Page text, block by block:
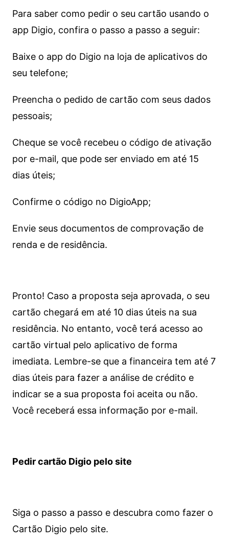
Para saber como pedir o seu cartão usando o
app Digio, confira o passo a passo a seguir:
Baixe o app do Digio na loja de aplicativos do
seu telefone;
Preencha o pedido de cartão com seus dados
pessoais;
Cheque se você recebeu o código de ativação
por e-mail, que pode ser enviado em até 15
dias úteis;
Confirme o código no DigioApp;
Envie seus documentos de comprovação de
renda e de residência.
Pronto! Caso a proposta seja aprovada, o seu
cartão chegará em até 10 dias úteis na sua
residência. No entanto, você terá acesso ao
cartão virtual pelo aplicativo de forma
imediata. Lembre-se que a financeira tem até 7
dias úteis para fazer a análise de crédito e
indicar se a sua proposta foi aceita ou não.
Você receberá essa informação por e-mail.
Pedir cartão Digio pelo site
Siga o passo a passo e descubra como fazer o
Cartão Digio pelo site.